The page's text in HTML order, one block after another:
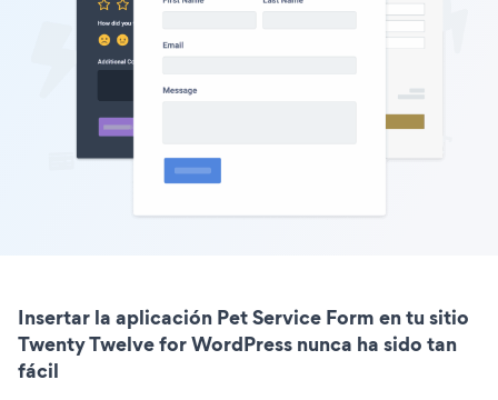
Insertar la aplicación Pet Service Form en tu sitio
Twenty Twelve for WordPress nunca ha sido tan
fácil